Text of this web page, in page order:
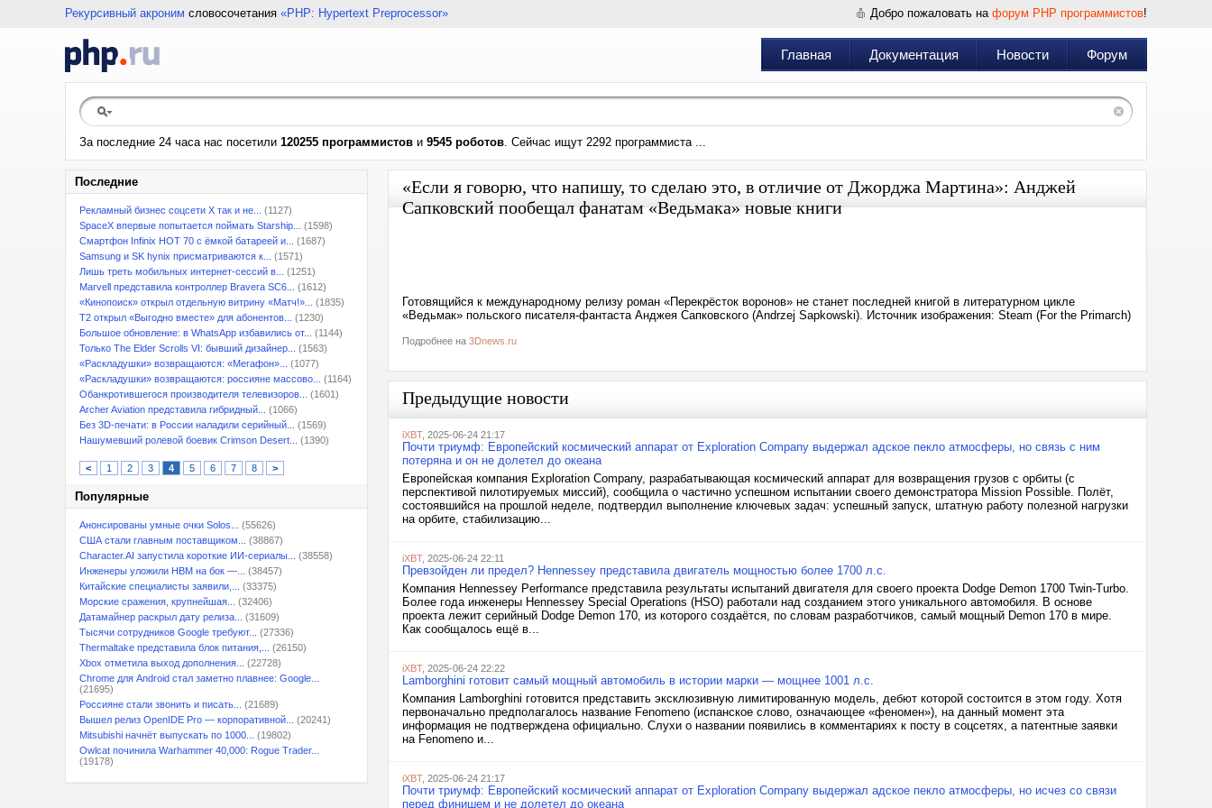
Рекурсивный акроним словосочетания «PHP: Hypertext Preprocessor» Добро пожаловать на форум PHP программистов!
Главная Документация Новости Форум
За последние 24 часа нас посетили 120255 программистов и 9545 роботов. Сейчас ищут 2292 программиста ...
Последние
Рекламный бизнес соцсети X так и не...
(1127)
SpaceX впервые попытается поймать Starship...
(1598)
Смартфон Infinix HOT 70 с ёмкой батареей и...
(1687)
Samsung и SK hynix присматриваются к...
(1571)
Лишь треть мобильных интернет-сессий в...
(1251)
Marvell представила контроллер Bravera SC6...
(1612)
«Кинопоиск» открыл отдельную витрину «Матч!»...
(1835)
T2 открыл «Выгодно вместе» для абонентов...
(1230)
Большое обновление: в WhatsApp избавились от...
(1144)
Только The Elder Scrolls VI: бывший дизайнер...
(1563)
«Раскладушки» возвращаются: «Мегафон»...
(1077)
«Раскладушки» возвращаются: россияне массово...
(1164)
Обанкротившегося производителя телевизоров...
(1601)
Archer Aviation представила гибридный...
(1066)
Без 3D-печати: в России наладили серийный...
(1569)
Нашумевший ролевой боевик Crimson Desert...
(1390)
< 1 2 3 4 5 6 7 8 >
Популярные
Анонсированы умные очки Solos...
(55626)
США стали главным поставщиком...
(38867)
Character.AI запустила короткие ИИ-сериалы...
(38558)
Инженеры уложили HBM на бок —...
(38457)
Китайские специалисты заявили,...
(33375)
Морские сражения, крупнейшая...
(32406)
Датамайнер раскрыл дату релиза...
(31609)
Тысячи сотрудников Google требуют...
(27336)
Thermaltake представила блок питания,...
(26150)
Xbox отметила выход дополнения...
(22728)
Chrome для Android стал заметно плавнее: Google...
(21695)
Россияне стали звонить и писать...
(21689)
Вышел релиз OpenIDE Pro — корпоративной...
(20241)
Mitsubishi начнёт выпускать по 1000...
(19802)
Owlcat починила Warhammer 40,000: Rogue Trader...
(19178)
«Если я говорю, что напишу, то сделаю это, в отличие от Джорджа Мартина»: Анджей
Сапковский пообещал фанатам «Ведьмака» новые книги
Готовящийся к международному релизу роман «Перекрёсток воронов» не станет последней книгой в литературном цикле
«Ведьмак» польского писателя-фантаста Анджея Сапковского (Andrzej Sapkowski). Источник изображения: Steam (For the Primarch)
Подробнее на 3Dnews.ru
Предыдущие новости
iXBT, 2025-06-24 21:17
Почти триумф: Европейский космический аппарат от Exploration Company выдержал адское пекло атмосферы, но связь с ним
потеряна и он не долетел до океана
Европейская компания Exploration Company, разрабатывающая космический аппарат для возвращения грузов с орбиты (с
перспективой пилотируемых миссий), сообщила о частично успешном испытании своего демонстратора Mission Possible. Полёт,
состоявшийся на прошлой неделе, подтвердил выполнение ключевых задач: успешный запуск, штатную работу полезной нагрузки
на орбите, стабилизацию...
iXBT, 2025-06-24 22:11
Превзойден ли предел? Hennessey представила двигатель мощностью более 1700 л.с.
Компания Hennessey Performance представила результаты испытаний двигателя для своего проекта Dodge Demon 1700 Twin-Turbo.
Более года инженеры Hennessey Special Operations (HSO) работали над созданием этого уникального автомобиля. В основе
проекта лежит серийный Dodge Demon 170, из которого создаётся, по словам разработчиков, самый мощный Demon 170 в мире.
Как сообщалось ещё в...
iXBT, 2025-06-24 22:22
Lamborghini готовит самый мощный автомобиль в истории марки — мощнее 1001 л.с.
Компания Lamborghini готовится представить эксклюзивную лимитированную модель, дебют которой состоится в этом году. Хотя
первоначально предполагалось название Fenomeno (испанское слово, означающее «феномен»), на данный момент эта
информация не подтверждена официально. Слухи о названии появились в комментариях к посту в соцсетях, а патентные заявки
на Fenomeno и...
iXBT, 2025-06-24 21:17
Почти триумф: Европейский космический аппарат от Exploration Company выдержал адское пекло атмосферы, но исчез со связи
перед финишем и не долетел до океана